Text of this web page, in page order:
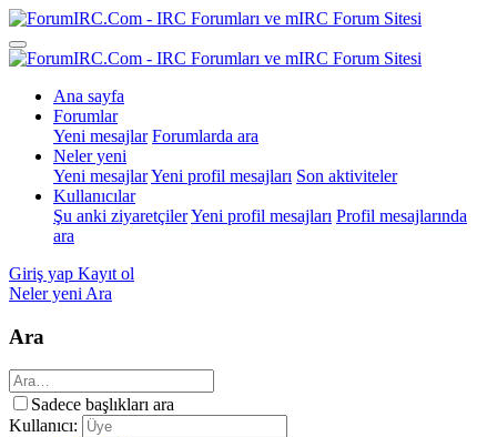
Ana sayfa
Forumlar
Yeni mesajlar Forumlarda ara
Neler yeni
Yeni mesajlarYeni profil mesajları Son aktiviteler
Kullanıcılar
Şu anki ziyaretçilerYeni profil mesajları Profil mesajlarında
ara
Giriş yap Kayıt ol
Neler yeni Ara
Ara
Sadece başlıkları ara
Kullanıcı: